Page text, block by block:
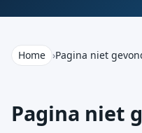
Home ›Pagina niet
Pagina niet